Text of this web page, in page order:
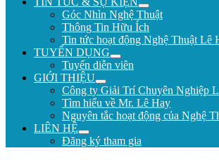
Góc Nhìn Nghệ Thuật
Thông Tin Hữu Ích
Tin tức hoạt động Nghệ Thuật Lê
TUYỂN DỤNG
Tuyển diễn viên
GIỚI THIỆU
Công ty Giải Trí Chuyên Nghiệp
Tìm hiểu về Mr. Lê Hay
Nguyên tắc hoạt động của Nghệ
LIÊN HỆ
Đăng ký tham gia